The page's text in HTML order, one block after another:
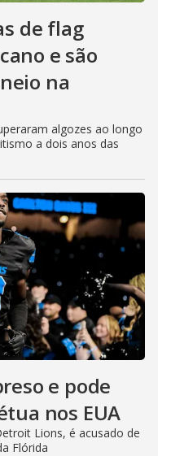
de flag
e são
na
algozes ao longo
a dois anos das
e pode
nos EUA
Lions, é acusado de
Flórida